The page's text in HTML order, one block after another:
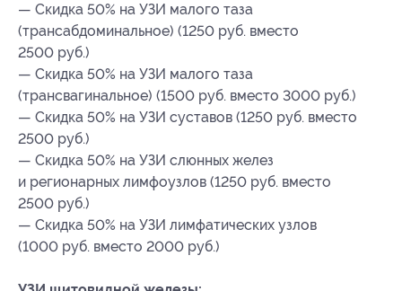
— Скидка 50% на УЗИ малого таза
(трансабдоминальное) (1250 руб. вместо
2500 руб.)
— Скидка 50% на УЗИ малого таза
(трансвагинальное) (1500 руб. вместо 3000 руб.)
— Скидка 50% на УЗИ суставов (1250 руб. вместо
2500 руб.)
— Скидка 50% на УЗИ слюнных желез
и регионарных лимфоузлов (1250 руб. вместо
2500 руб.)
— Скидка 50% на УЗИ лимфатических узлов
(1000 руб. вместо 2000 руб.)